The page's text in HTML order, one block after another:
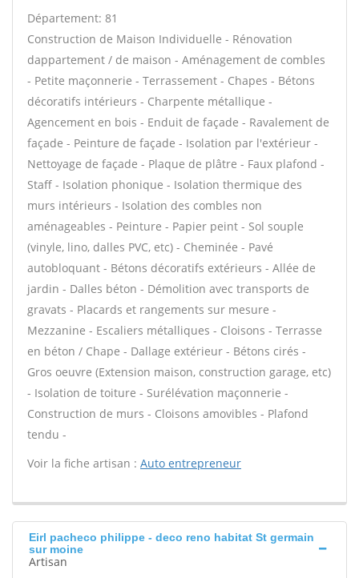
Département: 81
Construction de Maison Individuelle - Rénovation
dappartement / de maison - Aménagement de combles
- Petite maçonnerie - Terrassement - Chapes - Bétons
décoratifs intérieurs - Charpente métallique -
Agencement en bois - Enduit de façade - Ravalement de
façade - Peinture de façade - Isolation par l'extérieur -
Nettoyage de façade - Plaque de plâtre - Faux plafond -
Staff - Isolation phonique - Isolation thermique des
murs intérieurs - Isolation des combles non
aménageables - Peinture - Papier peint - Sol souple
(vinyle, lino, dalles PVC, etc) - Cheminée - Pavé
autobloquant - Bétons décoratifs extérieurs - Allée de
jardin - Dalles béton - Démolition avec transports de
gravats - Placards et rangements sur mesure -
Mezzanine - Escaliers métalliques - Cloisons - Terrasse
en béton / Chape - Dallage extérieur - Bétons cirés -
Gros oeuvre (Extension maison, construction garage, etc)
- Isolation de toiture - Surélévation maçonnerie -
Construction de murs - Cloisons amovibles - Plafond
tendu -
Voir la fiche artisan : Auto entrepreneur
Eirl pacheco philippe - deco reno habitat St germain
sur moine
Artisan